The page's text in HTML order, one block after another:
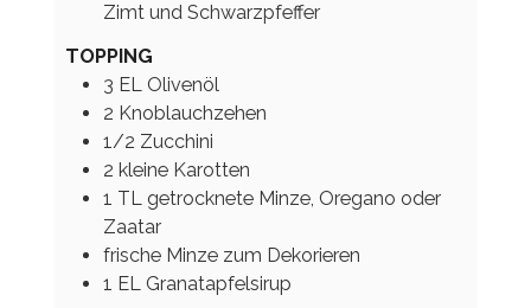
Zimt und Schwarzpfeffer
TOPPING
3 EL Olivenöl
2 Knoblauchzehen
1/2 Zucchini
2 kleine Karotten
1 TL getrocknete Minze, Oregano oder
Zaatar
frische Minze zum Dekorieren
1 EL Granatapfelsirup